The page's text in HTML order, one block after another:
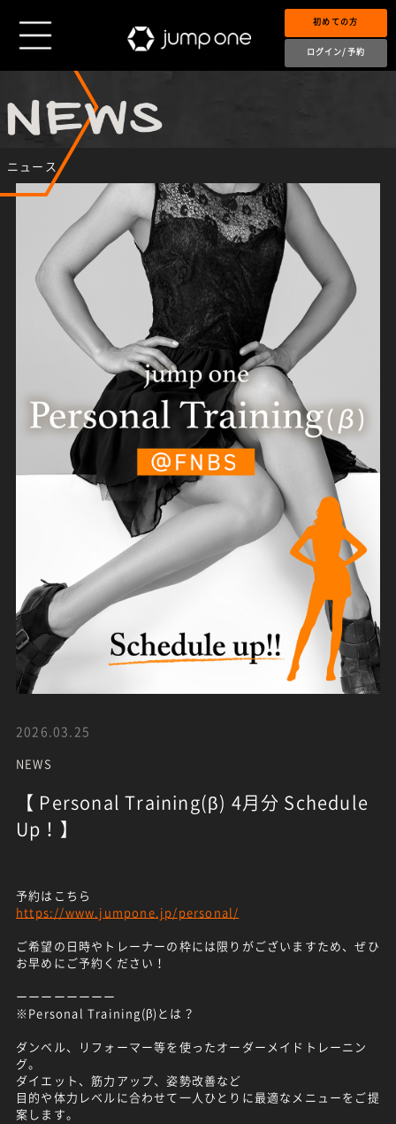
初めての方
ログイン/予約
ニュース
2026.03.25
NEWS
【 Personal Training(β) 4月分 Schedule
Up！】
予約はこちら
https://www.jumpone.jp/personal/
ご希望の日時やトレーナーの枠には限りがございますため、ぜひ
お早めにご予約ください！
ーーーーーーーー
※Personal Training(β)とは？
ダンベル、リフォーマー等を使ったオーダーメイドトレーニン
グ。
ダイエット、筋力アップ、姿勢改善など
目的や体力レベルに合わせて一人ひとりに最適なメニューをご提
案します。